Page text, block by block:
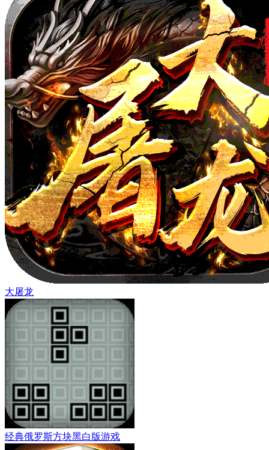
大屠龙
经典俄罗斯方块黑白版游戏